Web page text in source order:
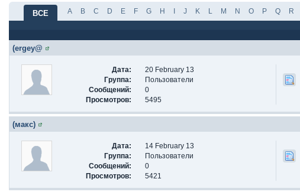
ВСЕ A B C D E F G H I J K L M N O P Q R
(ergey@
Дата:
20 February 13
Группа:
Пользователи
Сообщений:
0
Просмотров:
5495
(макс)
Дата:
14 February 13
Группа:
Пользователи
Сообщений:
0
Просмотров:
5421